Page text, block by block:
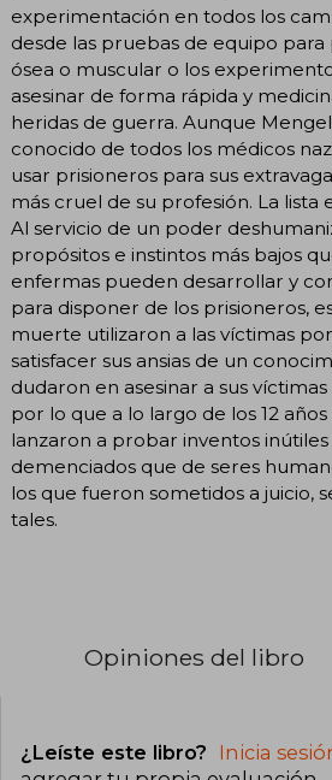
experimentación en todos los
desde las pruebas de equipo para
ósea o muscular o los
asesinar de forma rápida y
heridas de guerra. Aunque
conocido de todos los médicos
usar prisioneros para sus
más cruel de su profesión. La lista
Al servicio de un poder
propósitos e instintos más bajos
enfermas pueden desarrollar y
para disponer de los prisioneros,
muerte utilizaron a las víctimas
satisfacer sus ansias de un
dudaron en asesinar a sus
por lo que a lo largo de los 12
lanzaron a probar inventos
demenciados que de seres
los que fueron sometidos a juicio,
tales.
Opiniones del libro
¿Leíste este libro? Inicia